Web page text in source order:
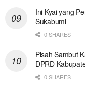
Ini Kyai yang
Sukabumi
0 SHARES
Pisah Sambut
DPRD
0 SHARES